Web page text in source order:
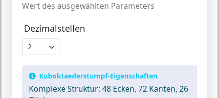
Wert des ausgewählten Parameters
Dezimalstellen
Kuboktaederstumpf-Eigenschaften
Komplexe Struktur: 48 Ecken, 72 Kanten, 26